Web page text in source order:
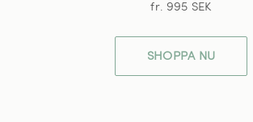
fr. 995 SEK
SHOPPA NU